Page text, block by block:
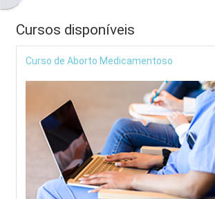
Cursos disponíveis
Curso de Aborto Medicamentoso